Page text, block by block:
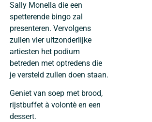
Sally Monella die een
spetterende bingo zal
presenteren. Vervolgens
zullen vier uitzonderlijke
artiesten het podium
betreden met optredens die
je versteld zullen doen staan.
Geniet van soep met brood,
rijstbuffet à volontè en een
dessert.